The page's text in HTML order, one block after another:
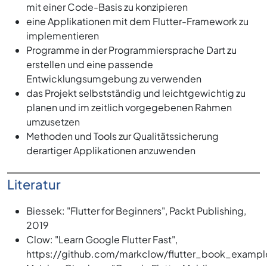
mit einer Code-Basis zu konzipieren
eine Applikationen mit dem Flutter-Framework zu
implementieren
Programme in der Programmiersprache Dart zu
erstellen und eine passende
Entwicklungsumgebung zu verwenden
das Projekt selbstständig und leichtgewichtig zu
planen und im zeitlich vorgegebenen Rahmen
umzusetzen
Methoden und Tools zur Qualitätssicherung
derartiger Applikationen anzuwenden
Literatur
Biessek: "Flutter for Beginners", Packt Publishing,
2019
Clow: "Learn Google Flutter Fast",
https://github.com/markclow/